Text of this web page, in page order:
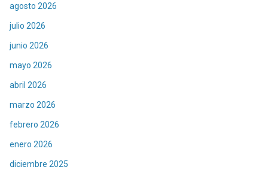
agosto 2026
julio 2026
junio 2026
mayo 2026
abril 2026
marzo 2026
febrero 2026
enero 2026
diciembre 2025